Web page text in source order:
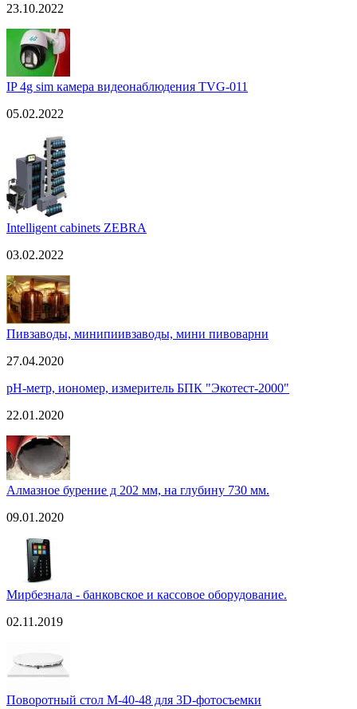
23.10.2022
IP 4g sim камера видеонаблюдения TVG-011
05.02.2022
Intelligent cabinets ZEBRA
03.02.2022
Пивзаводы, минипиивзаводы, мини пивоварни
27.04.2020
pH-метр, иономер, измеритель БПК "Экотест-2000"
22.01.2020
Алмазное бурение д 202 мм, на глубину 730 мм.
09.01.2020
Мирбезнала - банковское и кассовое оборудование.
02.11.2019
Поворотный стол M-40-48 для 3D-фотосъемки